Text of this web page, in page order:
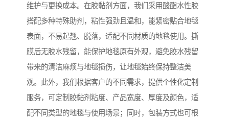
维护与更换成本。在胶黏剂方面，我们采用酸酯水性胶
搭配多种特殊助剂，粘性强劲且温和，能紧密贴合地毯
表面，不易起翘、脱落，适配不同材质的地毯使用。撕
膜后无胶水残留，能保护地毯原有外观，避免胶水残留
带来的清洁麻烦与地毯损伤，让地毯始终保持整洁美
观。此外，我们根据客户的不同需求，提供个性化定制
服务，可定制胶黏剂粘度、产品宽度、厚度及颜色，适
配不同类型的地毯与使用场景；同时，包装方式也可根